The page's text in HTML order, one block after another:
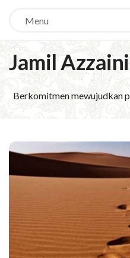
Menu
Jamil Azzaini
Berkomitmen mewujudkan